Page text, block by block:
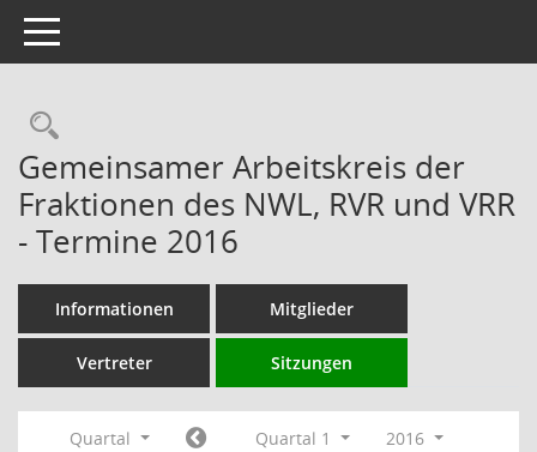
Toggle navigation
Rechercheauswahl
Gemeinsamer Arbeitskreis der
Fraktionen des NWL, RVR und VRR
- Termine 2016
Informationen Mitglieder
Vertreter Sitzungen
Quartal Quartal 1
2016